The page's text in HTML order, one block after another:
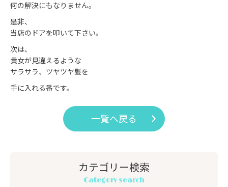
何の解決にもなりません。
是非、
当店のドアを叩いて下さい。
次は、
貴女が見違えるような
サラサラ、ツヤツヤ髪を
手に入れる番です。
一覧へ戻る
カテゴリー検索
Category search